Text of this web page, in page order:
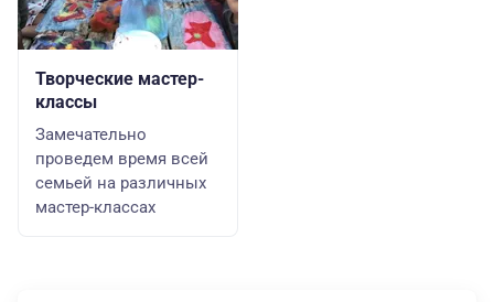
Творческие мастер-
классы
Замечательно
проведем время всей
семьей на различных
мастер-классах